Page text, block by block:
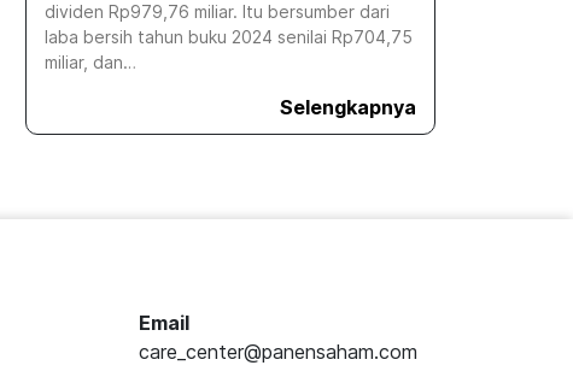
dividen Rp979,76 miliar. Itu bersumber dari
laba bersih tahun buku 2024 senilai Rp704,75
miliar, dan…
Selengkapnya
Email
care_center@panensaham.com